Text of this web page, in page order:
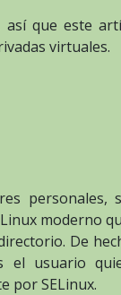
así que este
virtuales.
personales,
moderno
De
el usuario
por SELinux.